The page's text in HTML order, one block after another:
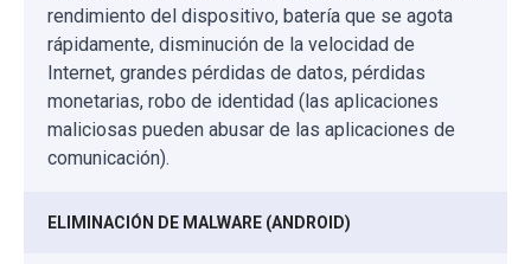
rendimiento del dispositivo, batería que se agota
rápidamente, disminución de la velocidad de
Internet, grandes pérdidas de datos, pérdidas
monetarias, robo de identidad (las aplicaciones
maliciosas pueden abusar de las aplicaciones de
comunicación).
ELIMINACIÓN DE MALWARE (ANDROID)